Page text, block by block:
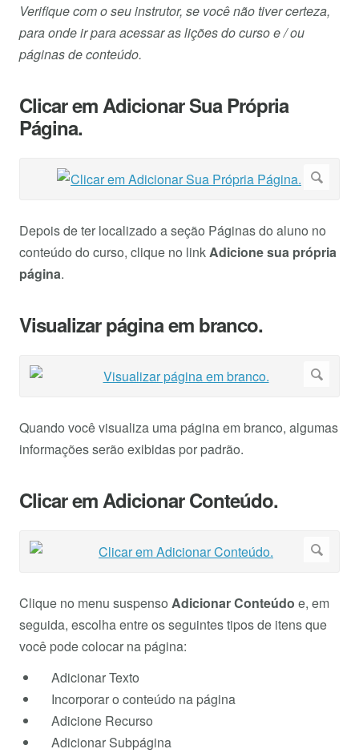
Verifique com o seu instrutor, se você não tiver certeza,
para onde ir para acessar as lições do curso e / ou
páginas de conteúdo.
Clicar em Adicionar Sua Própria
Página.
Depois de ter localizado a seção Páginas do aluno no
conteúdo do curso, clique no linkAdicione sua própria
página.
Visualizar página em branco.
Quando você visualiza uma página em branco, algumas
informações serão exibidas por padrão.
Clicar em Adicionar Conteúdo.
Clique no menu suspenso Adicionar Conteúdo e, em
seguida, escolha entre os seguintes tipos de itens que
você pode colocar na página:
Adicionar Texto
Incorporar o conteúdo na página
Adicione Recurso
Adicionar Subpágina